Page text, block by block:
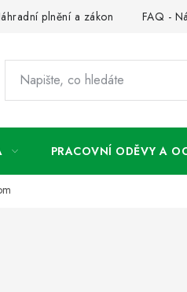
plnění a zákon FAQ -
PRACOVNÍ ODĚVY A